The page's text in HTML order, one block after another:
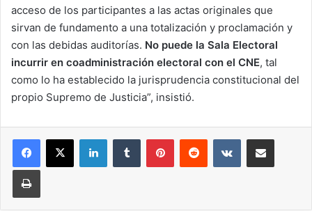
acceso de los participantes a las actas originales que
sirvan de fundamento a una totalización y proclamación y
con las debidas auditorías. No puede la Sala Electoral
incurrir en coadministración electoral con el CNE, tal
como lo ha establecido la jurisprudencia constitucional del
propio Supremo de Justicia”, insistió.